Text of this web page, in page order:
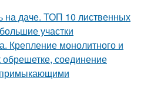
на даче. ТОП 10 лиственных
участки
Крепление монолитного и
обрешетке, соединение